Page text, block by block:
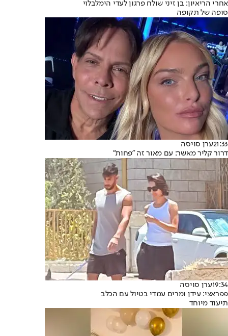
אחרי הריאיון: בן זיני שולח פרגון לעדי הימלבלוי
סופה של תקופה
21:33ערן סויסה
דרור קליר מאשר: עם מאור זה "פחות"
19:34ערן סויסה
פפראצי: עידן ומרים עמדי בטיול עם הכלב
תיעוד מיוחד